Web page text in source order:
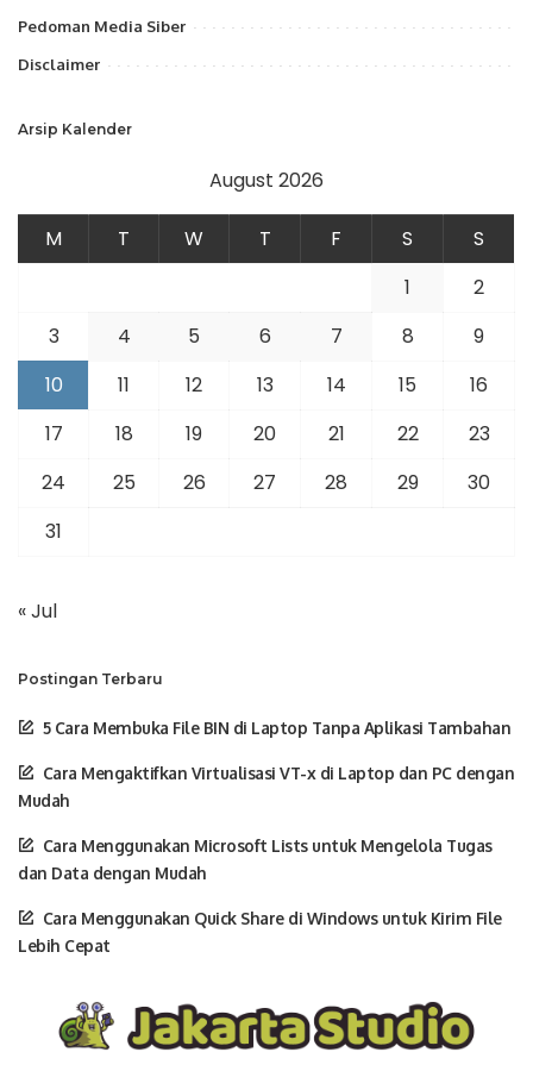
Pedoman Media Siber
Disclaimer
Arsip Kalender
August 2026
M T W T F S
S
1
2
3
4 5 6 7 8
9
10
11 12 13 14 15
16
17
18 19 20 21 22
23
24
25 26 27 28 29
30
31
« Jul
Postingan Terbaru
5 Cara Membuka File BIN di Laptop Tanpa Aplikasi Tambahan
Cara Mengaktifkan Virtualisasi VT-x di Laptop dan PC dengan
Mudah
Cara Menggunakan Microsoft Lists untuk Mengelola Tugas
dan Data dengan Mudah
Cara Menggunakan Quick Share di Windows untuk Kirim File
Lebih Cepat